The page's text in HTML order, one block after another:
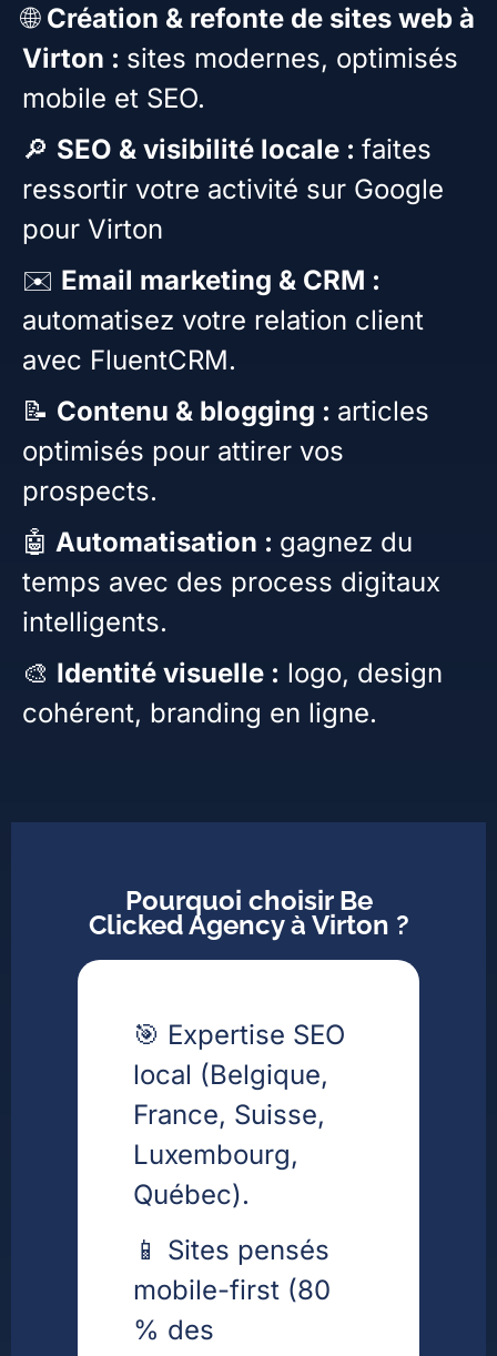
🌐 Création & refonte de sites web à
Virton : sites modernes, optimisés
mobile et SEO.
🔎 SEO & visibilité locale : faites
ressortir votre activité sur Google
pour Virton
✉️ Email marketing & CRM :
automatisez votre relation client
avec FluentCRM.
📝 Contenu & blogging : articles
optimisés pour attirer vos
prospects.
🤖 Automatisation : gagnez du
temps avec des process digitaux
intelligents.
🎨 Identité visuelle : logo, design
cohérent, branding en ligne.
Pourquoi choisir Be
Clicked Agency à Virton ?
🎯 Expertise SEO
local (Belgique,
France, Suisse,
Luxembourg,
Québec).
📱 Sites pensés
mobile-first (80
% des